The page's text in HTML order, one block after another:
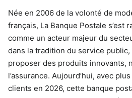
Née en 2006 de la volonté de
français, La Banque Postale s’est
comme un acteur majeur du
dans la tradition du service
proposer des produits innovants,
l’assurance. Aujourd’hui, avec
clients en 2026, cette banque